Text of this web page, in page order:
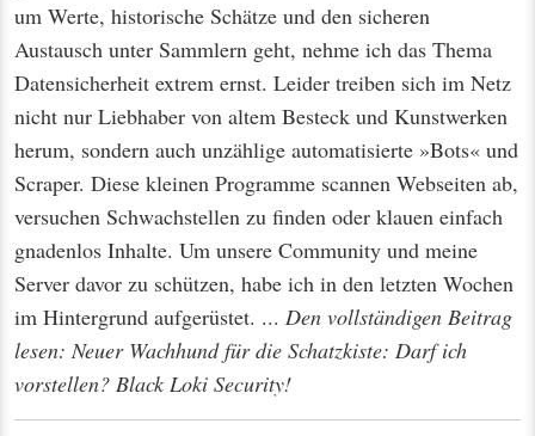
um Werte, historische Schätze und den sicheren
Austausch unter Sammlern geht, nehme ich das Thema
Datensicherheit extrem ernst. Leider treiben sich im Netz
nicht nur Liebhaber von altem Besteck und Kunstwerken
herum, sondern auch unzählige automatisierte »Bots« und
Scraper. Diese kleinen Programme scannen Webseiten ab,
versuchen Schwachstellen zu finden oder klauen einfach
gnadenlos Inhalte. Um unsere Community und meine
Server davor zu schützen, habe ich in den letzten Wochen
im Hintergrund aufgerüstet. ... Den vollständigen Beitrag
lesen: Neuer Wachhund für die Schatzkiste: Darf ich
vorstellen? Black Loki Security!